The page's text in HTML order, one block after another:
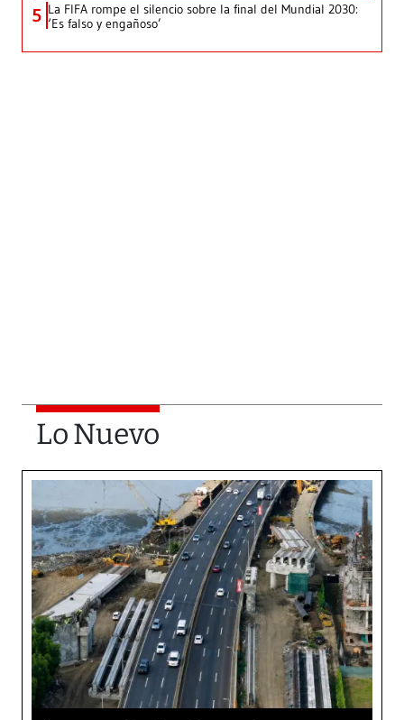
5 La FIFA rompe el silencio sobre la final del Mundial 2030:
‘Es falso y engañoso’
Lo Nuevo